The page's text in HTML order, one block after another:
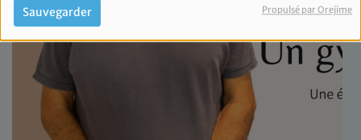
Sauvegarder Propulsé par Orejime